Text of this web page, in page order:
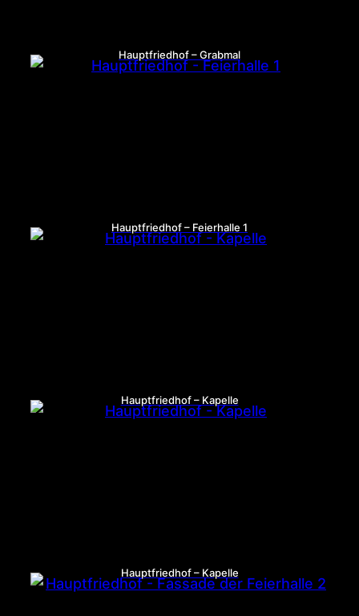
Hauptfriedhof – Grabmal
Hauptfriedhof – Feierhalle 1
Hauptfriedhof – Kapelle
Hauptfriedhof – Kapelle